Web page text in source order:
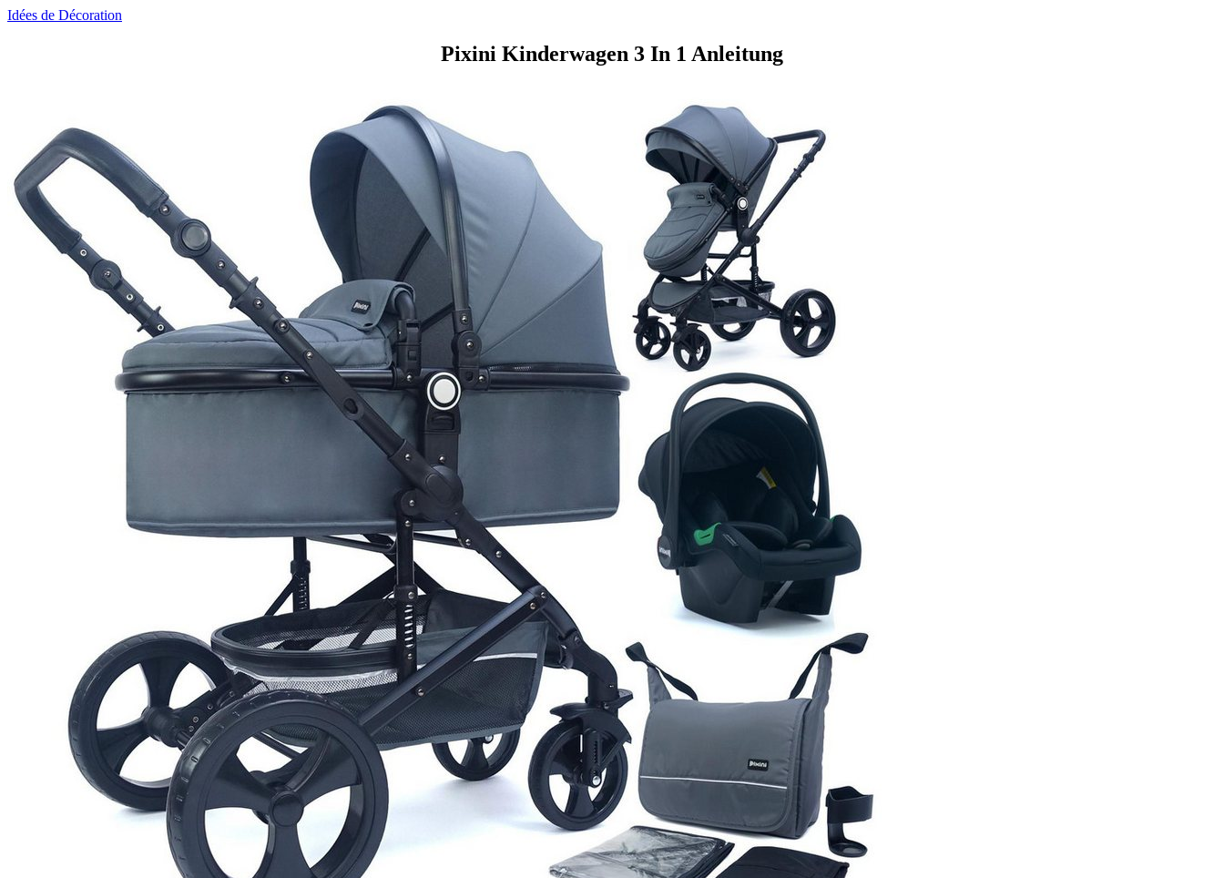
Idées de Décoration
Pixini Kinderwagen 3 In 1 Anleitung